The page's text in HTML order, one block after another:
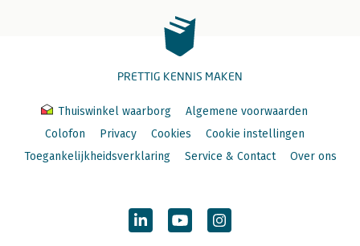
PRETTIG KENNIS MAKEN
Thuiswinkel waarborg
Algemene voorwaarden
Colofon
Privacy Cookies
Cookie instellingen
Toegankelijkheidsverklaring
Service & Contact Over ons